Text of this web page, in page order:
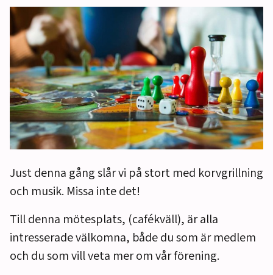
Just denna gång slår vi på stort med korvgrillning
och musik. Missa inte det!
Till denna mötesplats, (cafékväll), är alla
intresserade välkomna, både du som är medlem
och du som vill veta mer om vår förening.